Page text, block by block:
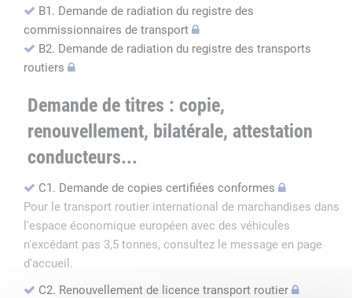
B1. Demande de radiation du registre des
commissionnaires de transport
B2. Demande de radiation du registre des transports
routiers
Demande de titres : copie,
renouvellement, bilatérale, attestation
conducteurs...
C1. Demande de copies certifiées conformes
Pour le transport routier international de marchandises dans
l'espace économique européen avec des véhicules
n'excédant pas 3,5 tonnes, consultez le message en page
d'accueil.
C2. Renouvellement de licence transport routier